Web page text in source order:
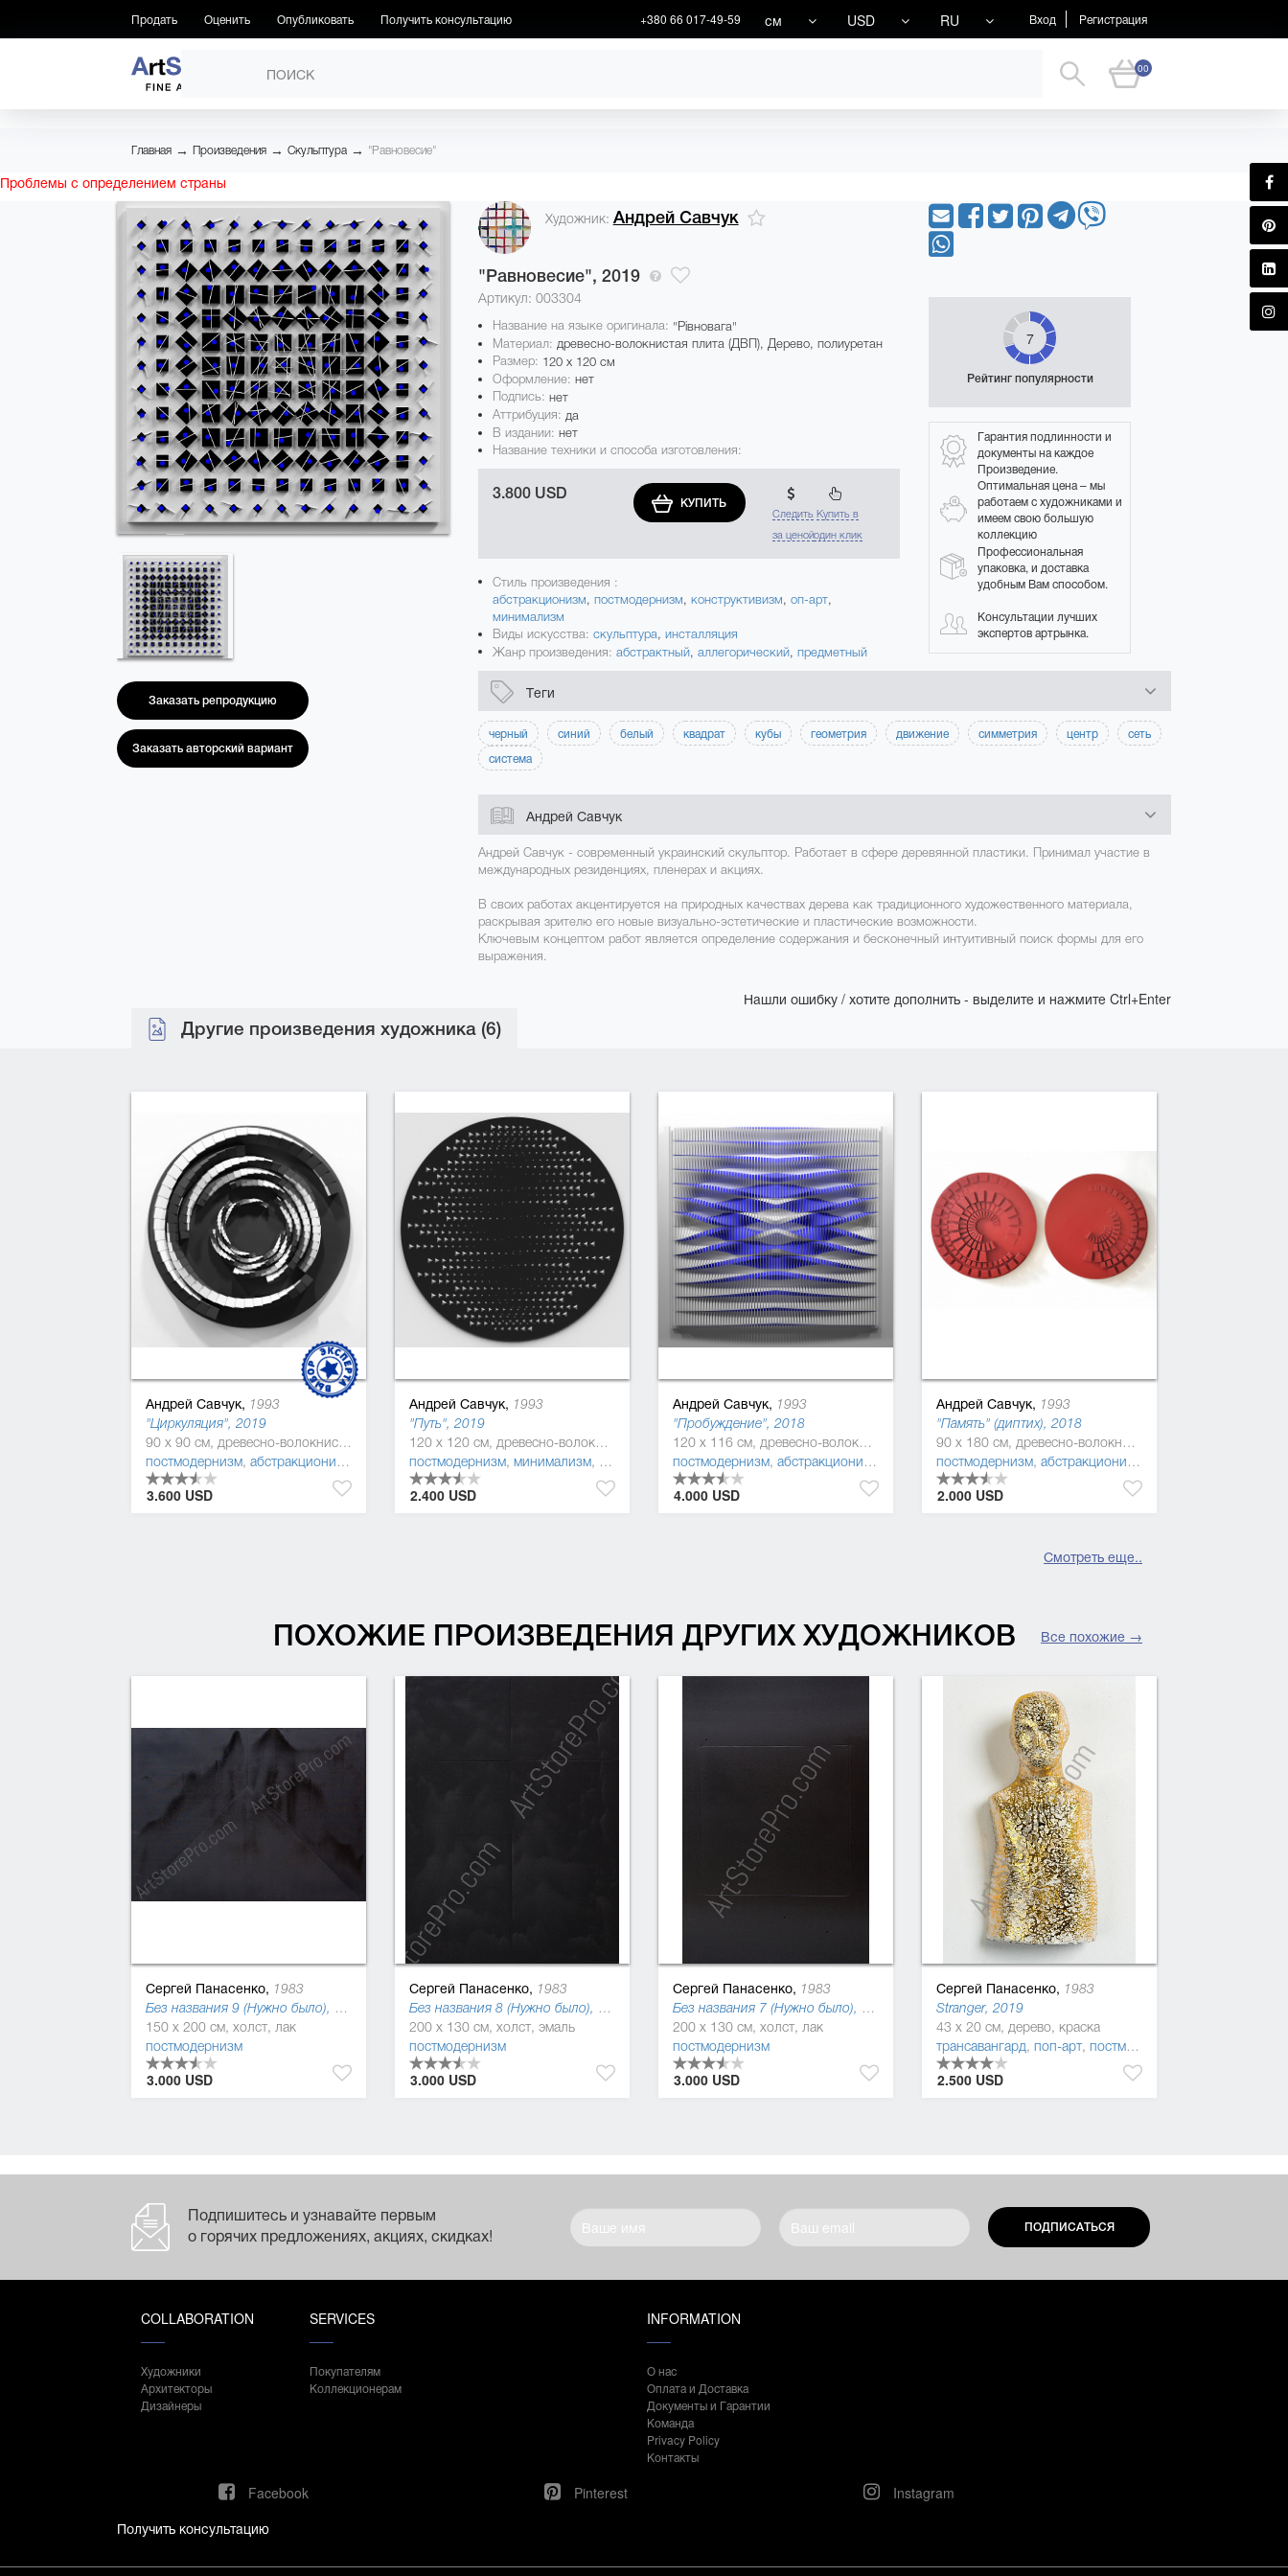
Продать Оценить Опубликовать Получить консультацию Вход Регистрация
+380 66 017-49-59 см USD RU
00
ПРОИЗВЕДЕНИЯ
Главная → Произведения → Скульптура → "Равновесие"
Проблемы с определением страны
Заказать репродукцию
Заказать авторский вариант
Художник: Андрей Савчук
"Равновесие", 2019
Артикул: 003304
Название на языке оригинала: "Рівновага"
Материал: древесно-волокнистая плита (ДВП), Дерево, полиуретан
Размер: 120 x 120 см
Оформление: нет
Подпись: нет
Аттрибуция: да
В издании: нет
Название техники и способа изготовления:
3.800 USD
КУПИТЬ
Следить
за ценой
Купить в
один клик
Стиль произведения :
абстракционизм, постмодернизм, конструктивизм, оп-арт,
минимализм
Виды искусства: скульптура, инсталляция
Жанр произведения: абстрактный, аллегорический, предметный
7
Рейтинг популярности
Гарантия подлинности и
документы на каждое
Произведение.
Оптимальная цена – мы
работаем с художниками и
имеем свою большую
коллекцию
Профессиональная
упаковка, и доставка
удобным Вам способом.
Консультации лучших
экспертов артрынка.
Теги
черный синий белый квадрат кубы геометрия движение симметрия центр
сеть
система
Андрей Савчук
Андрей Савчук - современный украинский скульптор. Работает в сфере деревянной пластики. Принимал участие в
международных резиденциях, пленерах и акциях.
В своих работах акцентируется на природных качествах дерева как традиционного художественного материала,
раскрывая зрителю его новые визуально-эстетические и пластические возможности.
Ключевым концептом работ является определение содержания и бесконечный интуитивный поиск формы для его
выражения.
Нашли ошибку / хотите дополнить - выделите и нажмите Ctrl+Enter
Другие произведения художника (6)
Андрей Савчук, 1993
"Циркуляция", 2019
90 x 90 см, древесно-волокнистая плита (ДВП), Дерево, полиуретан
постмодернизм, абстракционизм минимализм,геометрический абстракционизм оп-арт
3.600 USD
Андрей Савчук, 1993
"Путь", 2019
120 x 120 см, древесно-волокнистая плита (ДВП), Дерево, полиуретан
постмодернизм, минимализм, абстракционизм,оп-арт
2.400 USD
Андрей Савчук, 1993
"Пробуждение", 2018
120 x 116 см, древесно-волокнистая плита (ДВП), акриловая краска, Дерево, полиуретан
постмодернизм, абстракционизм геометрический абстракционизм,оп-арт
4.000 USD
Андрей Савчук, 1993
"Память" (диптих), 2018
90 x 180 см, древесно-волокнистая плита (ДВП), Дерево, полиуретан
постмодернизм, абстракционизм
2.000 USD
Смотреть еще..
ПОХОЖИЕ ПРОИЗВЕДЕНИЯ ДРУГИХ ХУДОЖНИКОВ Все похожие →
Сергей Панасенко, 1983
Без названия 9 (Нужно было), 2017
150 x 200 см, холст, лак
постмодернизм
3.000 USD
Сергей Панасенко, 1983
Без названия 8 (Нужно было), 2017
200 x 130 см, холст, эмаль
постмодернизм
3.000 USD
Сергей Панасенко, 1983
Без названия 7 (Нужно было), 2017
200 x 130 см, холст, лак
постмодернизм
3.000 USD
Сергей Панасенко, 1983
Stranger, 2019
43 x 20 см, дерево, краска
трансавангард, поп-арт, постмодернизм
2.500 USD
Подпишитесь и узнавайте первым
о горячих предложениях, акциях, скидках!
ПОДПИСАТЬСЯ
COLLABORATION
Художники
Архитекторы
Дизайнеры
SERVICES
Покупателям
Коллекционерам
INFORMATION
О нас
Оплата и Доставка
Документы и Гарантии
Команда
Privacy Policy
Контакты
Facebook Pinterest
Instagram
Получить консультацию